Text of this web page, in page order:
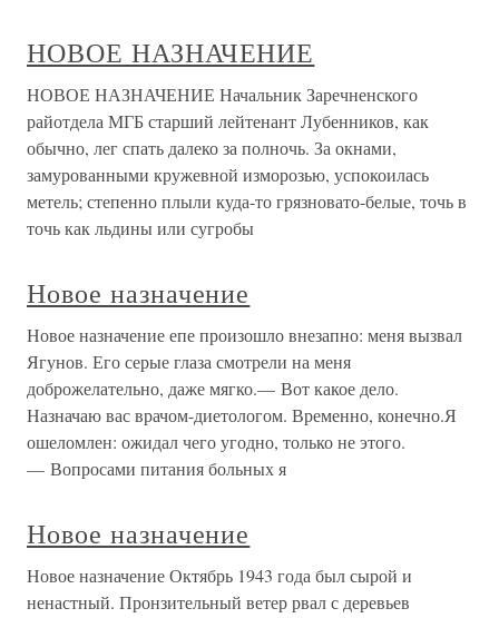
НОВОЕ НАЗНАЧЕНИЕ
НОВОЕ НАЗНАЧЕНИЕ Начальник Заречненского
райотдела МГБ старший лейтенант Лубенников, как
обычно, лег спать далеко за полночь. За окнами,
замурованными кружевной изморозью, успокоилась
метель; степенно плыли куда-то грязновато-белые, точь в
точь как льдины или сугробы
Новое назначение
Новое назначение епе произошло внезапно: меня вызвал
Ягунов. Его серые глаза смотрели на меня
доброжелательно, даже мягко.— Вот какое дело.
Назначаю вас врачом-диетологом. Временно, конечно.Я
ошеломлен: ожидал чего угодно, только не этого.
— Вопросами питания больных я
Новое назначение
Новое назначение Октябрь 1943 года был сырой и
ненастный. Пронзительный ветер рвал с деревьев